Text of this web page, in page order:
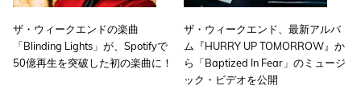
ザ・ウィークエンドの楽曲
「Blinding Lights」が、Spotifyで
50億再生を突破した初の楽曲に！
ザ・ウィークエンド、最新アルバ
ム『HURRY UP TOMORROW』か
ら「Baptized In Fear」のミュージ
ック・ビデオを公開